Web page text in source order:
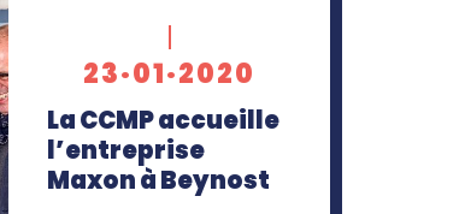
23·01·2020
La CCMP accueille
l’entreprise
Maxon à Beynost